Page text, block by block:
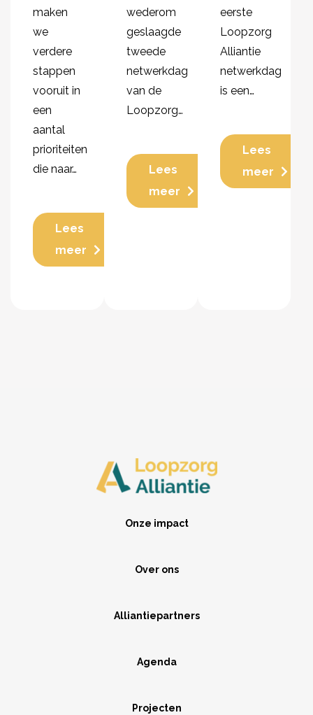
maken
we
verdere
stappen
vooruit in
een
aantal
prioriteiten
die naar…
Lees
meer
wederom
geslaagde
tweede
netwerkdag
van de
Loopzorg…
Lees
meer
eerste
Loopzorg
Alliantie
netwerkdag
is een…
Lees
meer
Onze impact
Over ons
Alliantiepartners
Agenda
Projecten